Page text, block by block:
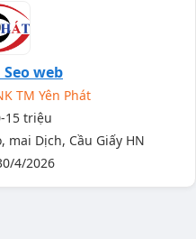
web
TM Yên Phát
15 triệu
mai Dịch, Cầu Giấy HN
4/2026